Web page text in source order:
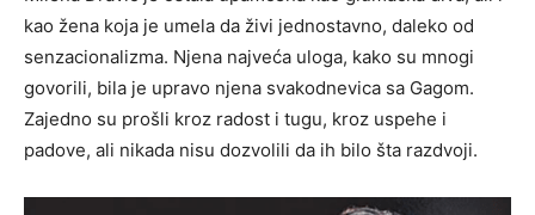
kao žena koja je umela da živi jednostavno, daleko od
senzacionalizma. Njena najveća uloga, kako su mnogi
govorili, bila je upravo njena svakodnevica sa Gagom.
Zajedno su prošli kroz radost i tugu, kroz uspehe i
padove, ali nikada nisu dozvolili da ih bilo šta razdvoji.